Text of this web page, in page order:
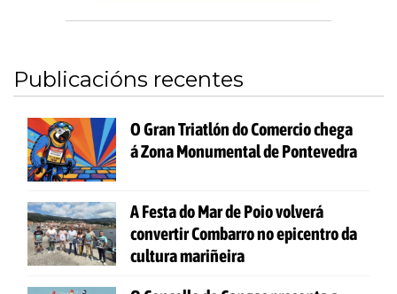
Publicacións recentes
O Gran Triatlón do Comercio chega
á Zona Monumental de Pontevedra
A Festa do Mar de Poio volverá
convertir Combarro no epicentro da
cultura mariñeira